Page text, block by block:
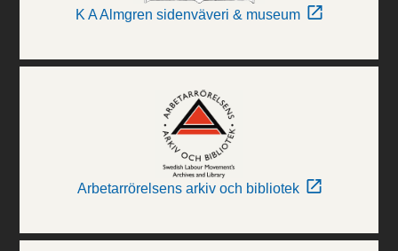
K A Almgren sidenväveri & museum
Arbetarrörelsens arkiv och bibliotek